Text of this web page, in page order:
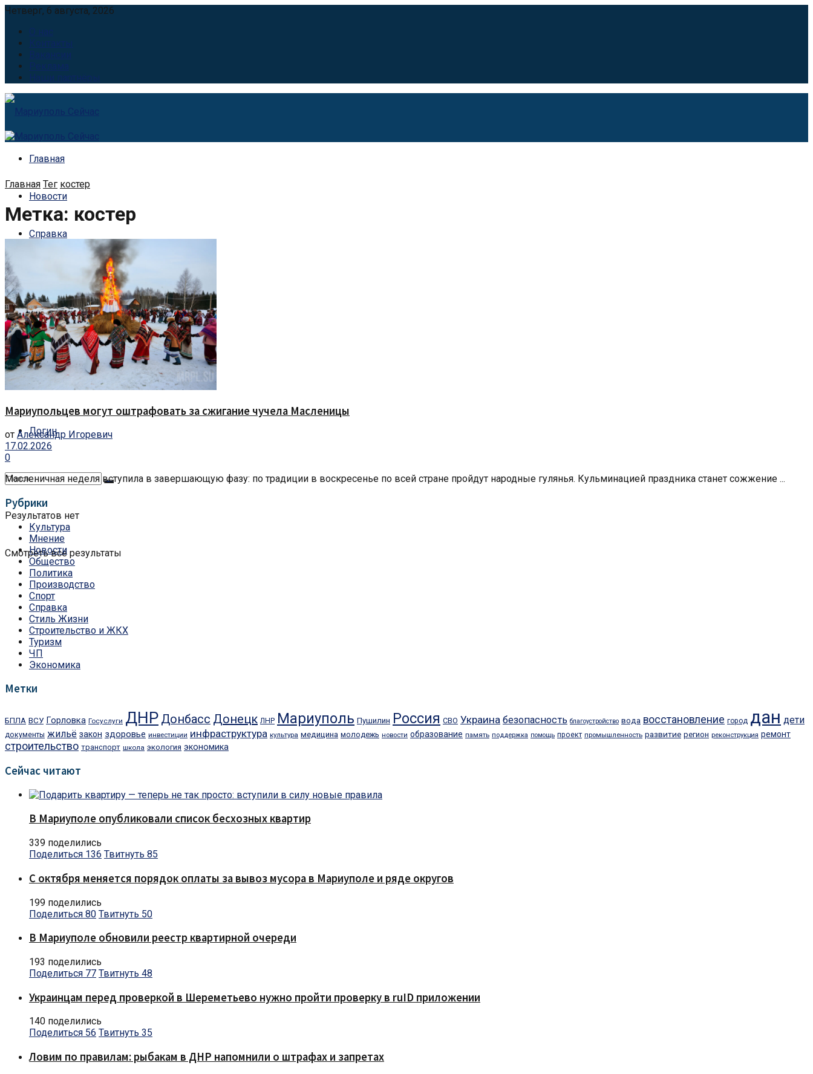
Четверг, 6 августа, 2026
О нас
Контакты
Вакансии
Реклама
Наши партнёры
Главная
Новости
Справка
Каталог
Афиша
Форум
Логин
Результатов нет
Смотреть все результаты
Главная Тег костер
Метка: костер
Мариупольцев могут оштрафовать за сжигание чучела Масленицы
от Александр Игоревич
17.02.2026
0
Масленичная неделя вступила в завершающую фазу: по традиции в воскресенье по всей стране пройдут народные гулянья. Кульминацией праздника станет сожжение ...
Рубрики
Культура
Мнение
Новости
Общество
Политика
Производство
Спорт
Справка
Стиль Жизни
Строительство и ЖКХ
Туризм
ЧП
Экономика
Метки
БПЛА ВСУ Горловка Госуслуги ДНР Донбасс Донецк ЛНР Мариуполь Пушилин Россия СВО Украина безопасность благоустройство вода восстановление город дан дети
документы жильё закон здоровье инвестиции инфраструктура культура медицина молодежь новости образование память поддержка помощь проект промышленность развитие регион реконструкция ремонт
строительство транспорт школа экология экономика
Сейчас читают
В Мариуполе опубликовали список бесхозных квартир
339 поделились
Поделиться 136 Твитнуть 85
С октября меняется порядок оплаты за вывоз мусора в Мариуполе и ряде округов
199 поделились
Поделиться 80 Твитнуть 50
В Мариуполе обновили реестр квартирной очереди
193 поделились
Поделиться 77 Твитнуть 48
Украинцам перед проверкой в Шереметьево нужно пройти проверку в ruID приложении
140 поделились
Поделиться 56 Твитнуть 35
Ловим по правилам: рыбакам в ДНР напомнили о штрафах и запретах